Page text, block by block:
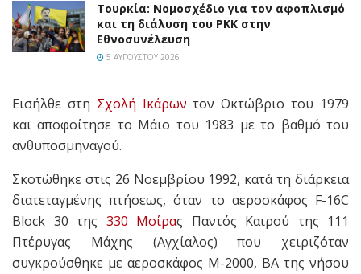
Τουρκία: Νομοσχέδιο για τον αφοπλισμό
και τη διάλυση του PKK στην
Εθνοσυνέλευση
5 ΑΥΓΟΎΣΤΟΥ 2026
Εισήλθε στη Σχολή Ικάρων τον Οκτώβριο του 1979
και αποφοίτησε το Μάιο του 1983 με το βαθμό του
ανθυποσμηναγού.
Σκοτώθηκε στις 26 Νοεμβρίου 1992, κατά τη διάρκεια
διατεταγμένης πτήσεως, όταν το αεροσκάφος F-16C
Block 30 της 330 Μοίρας Παντός Καιρού της 111
Πτέρυγας Μάχης (Αγχίαλος) που χειριζόταν
συγκρούσθηκε με αεροσκάφος M-2000, ΒΑ της νήσου